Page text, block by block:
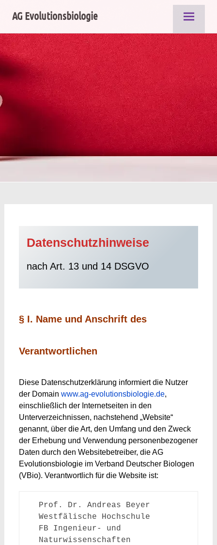
InhaltAG Evolutionsbiologie
Datenschutzhinweise
nach Art. 13 und 14 DSGVO
§ I. Name und Anschrift des
Verantwortlichen
Diese Datenschutzerklärung informiert die Nutzer
der Domain www.ag-evolutionsbiologie.de,
einschließlich der Internetseiten in den
Unterverzeichnissen, nachstehend „Website“
genannt, über die Art, den Umfang und den Zweck
der Erhebung und Verwendung personenbezogener
Daten durch den Websitebetreiber, die AG
Evolutionsbiologie im Verband Deutscher Biologen
(VBio). Verantwortlich für die Website ist:
Prof. Dr. Andreas Beyer
Westfälische Hochschule
FB Ingenieur- und
Naturwissenschaften